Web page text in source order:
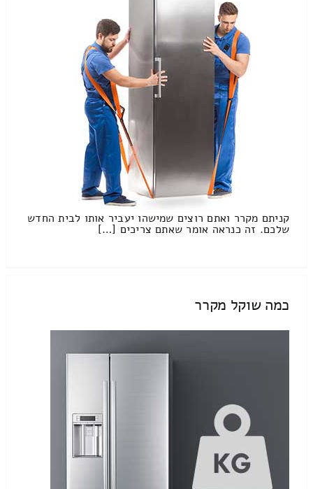
קניתם מקרר ואתם רוצים שמישהו יעביר אותו לבית החדש
שלכם. זה כנראה אומר שאתם צריכים […]
כמה שוקל מקרר